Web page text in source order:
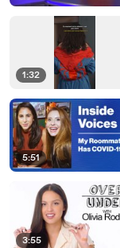
1:32
5:51
3:55